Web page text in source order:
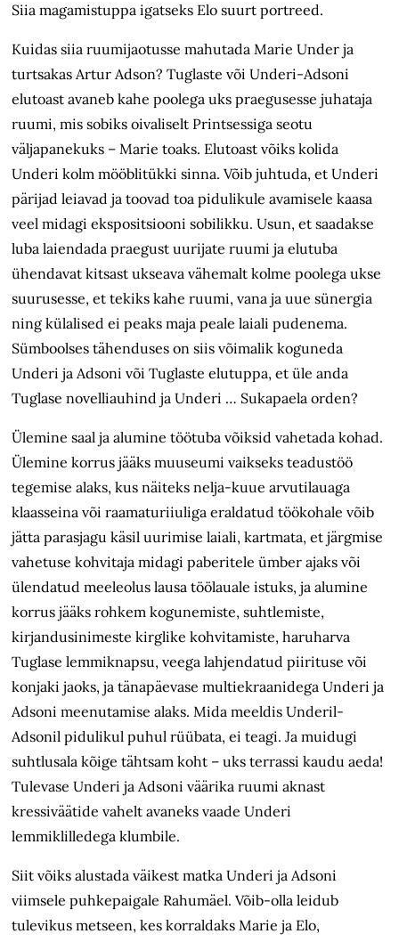
Siia magamistuppa igatseks Elo suurt portreed.
Kuidas siia ruumijaotusse mahutada Marie Under ja
turtsakas Artur Adson? Tuglaste või Underi-Adsoni
elutoast avaneb kahe poolega uks praegusesse juhataja
ruumi, mis sobiks oivaliselt Printsessiga seotu
väljapanekuks – Marie toaks. Elutoast võiks kolida
Underi kolm mööblitükki sinna. Võib juhtuda, et Underi
pärijad leiavad ja toovad toa pidulikule avamisele kaasa
veel midagi ekspositsiooni sobilikku. Usun, et saadakse
luba laiendada praegust uurijate ruumi ja elutuba
ühendavat kitsast ukseava vähemalt kolme poolega ukse
suurusesse, et tekiks kahe ruumi, vana ja uue sünergia
ning külalised ei peaks maja peale laiali pudenema.
Sümboolses tähenduses on siis võimalik koguneda
Underi ja Adsoni või Tuglaste elutuppa, et üle anda
Tuglase novelliauhind ja Underi … Sukapaela orden?
Ülemine saal ja alumine töötuba võiksid vahetada kohad.
Ülemine korrus jääks muuseumi vaikseks teadustöö
tegemise alaks, kus näiteks nelja-kuue arvutilauaga
klaasseina või raamaturiiuliga eraldatud töökohale võib
jätta parasjagu käsil uurimise laiali, kartmata, et järgmise
vahetuse kohvitaja midagi paberitele ümber ajaks või
ülendatud meeleolus lausa töölauale istuks, ja alumine
korrus jääks rohkem kogunemiste, suhtlemiste,
kirjandusinimeste kirglike kohvitamiste, haruharva
Tuglase lemmiknapsu, veega lahjendatud piirituse või
konjaki jaoks, ja tänapäevase multiekraanidega Underi ja
Adsoni meenutamise alaks. Mida meeldis Underil-
Adsonil pidulikul puhul rüübata, ei teagi. Ja muidugi
suhtlusala kõige tähtsam koht – uks terrassi kaudu aeda!
Tulevase Underi ja Adsoni väärika ruumi aknast
kressiväätide vahelt avaneks vaade Underi
lemmiklilledega klumbile.
Siit võiks alustada väikest matka Underi ja Adsoni
viimsele puhkepaigale Rahumäel. Võib-olla leidub
tulevikus metseen, kes korraldaks Marie ja Elo,